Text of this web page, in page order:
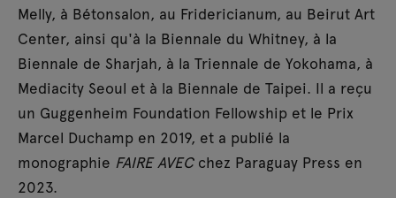
Melly, à Bétonsalon, au Fridericianum, au Beirut Art
Center, ainsi qu'à la Biennale du Whitney, à la
Biennale de Sharjah, à la Triennale de Yokohama, à
Mediacity Seoul et à la Biennale de Taipei. Il a reçu
un Guggenheim Foundation Fellowship et le Prix
Marcel Duchamp en 2019, et a publié la
monographie FAIRE AVECchez Paraguay Press en
2023.